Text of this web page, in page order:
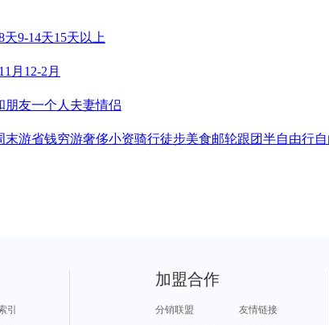
天9-14天15天以上
月 12-2月
朋友一个人 夫妻情侣
末游省钱穷游奢侈小资骑行徒步美食邮轮跟团半自由行
引
加盟合作
分销联盟
友情链接